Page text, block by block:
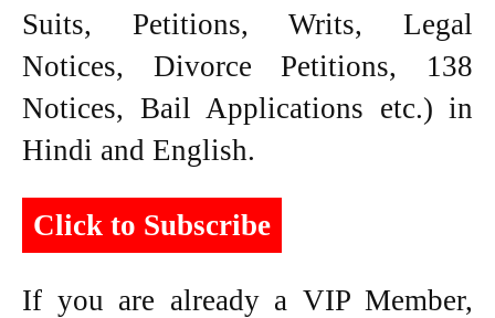
Suits, Petitions, Writs, Legal
Notices, Divorce Petitions, 138
Notices, Bail Applications etc.) in
Hindi and English.
Click to Subscribe
If you are already a VIP Member,